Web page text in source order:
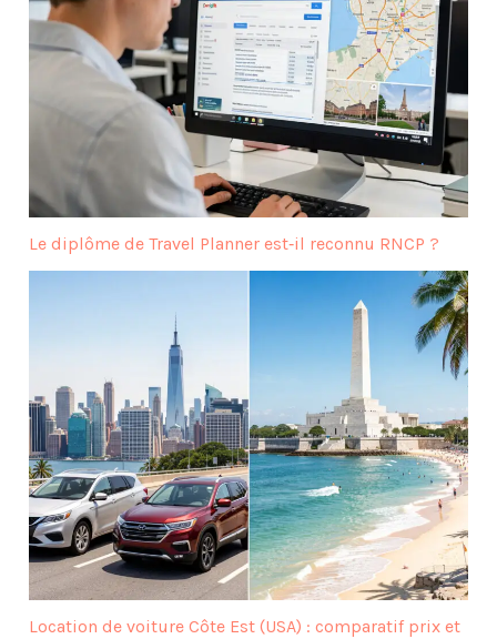
Le diplôme de Travel Planner est‑il reconnu RNCP ?
Location de voiture Côte Est (USA) : comparatif prix et